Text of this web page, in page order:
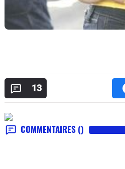
13
COMMENTAIRES ()